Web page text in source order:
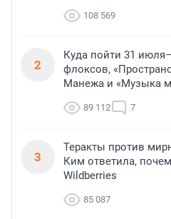
108 569
2
Куда пойти 31
флоксов,
Манежа и «Музыка
89 112 7
3
Теракты против
Ким ответила,
Wildberries
85 087